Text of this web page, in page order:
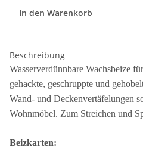
In den Warenkorb
Beschreibung
Wasserverdünnbare Wachsbeize
gehackte, geschruppte und
Wand- und Deckenvertäfelungen
Wohnmöbel. Zum Streichen und
Beizkarten: